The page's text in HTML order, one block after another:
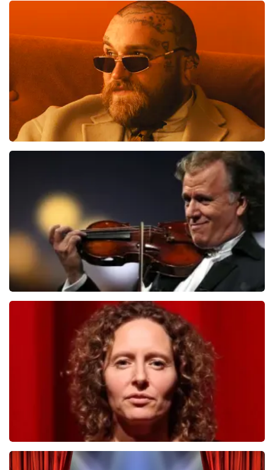
reviews
BESTEL NU
Andre Rieu
laatste 30 minuten
BESTEL NU
Esther van der Voort